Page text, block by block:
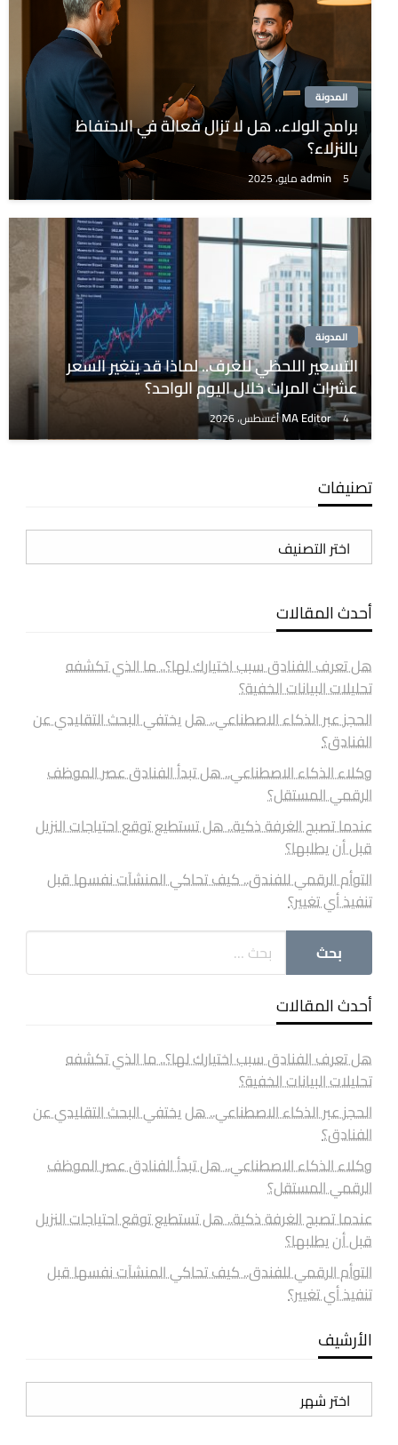
المدونة
برامج الولاء.. هل لا تزال فعالة في الاحتفاظ
بالنزلاء؟
admin 5 مايو، 2025
المدونة
التسعير اللحظي للغرف.. لماذا قد يتغير السعر
عشرات المرات خلال اليوم الواحد؟
MA Editor 4 أغسطس، 2026
تصنيفات
تصنيفات
أحدث المقالات
هل تعرف الفنادق سبب اختيارك لها؟.. ما الذي تكشفه
تحليلات البيانات الخفية؟
الحجز عبر الذكاء الاصطناعي.. هل يختفي البحث التقليدي عن
الفنادق؟
وكلاء الذكاء الاصطناعي.. هل تبدأ الفنادق عصر الموظف
الرقمي المستقل؟
عندما تصبح الغرفة ذكية.. هل تستطيع توقع احتياجات النزيل
قبل أن يطلبها؟
التوأم الرقمي للفندق.. كيف تحاكي المنشآت نفسها قبل
تنفيذ أي تغيير؟
أحدث المقالات
هل تعرف الفنادق سبب اختيارك لها؟.. ما الذي تكشفه
تحليلات البيانات الخفية؟
الحجز عبر الذكاء الاصطناعي.. هل يختفي البحث التقليدي عن
الفنادق؟
وكلاء الذكاء الاصطناعي.. هل تبدأ الفنادق عصر الموظف
الرقمي المستقل؟
عندما تصبح الغرفة ذكية.. هل تستطيع توقع احتياجات النزيل
قبل أن يطلبها؟
التوأم الرقمي للفندق.. كيف تحاكي المنشآت نفسها قبل
تنفيذ أي تغيير؟
الأرشيف
الأرشيف